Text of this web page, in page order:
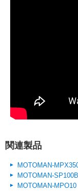
関連製品
MOTOMAN-
MOTOMAN-SP100B
MOTOMAN-MPO10